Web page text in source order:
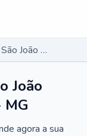
Cardiologista em São João Batista do Glória - MG
João
agora a sua